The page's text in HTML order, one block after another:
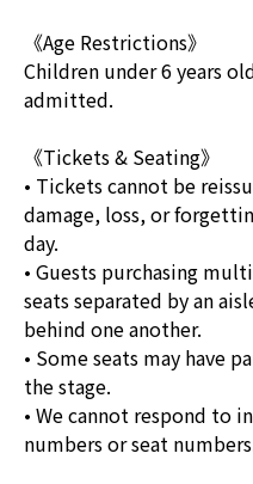
《Age Restrictions》
Children under 6 years
admitted.
《Tickets & Seating》
• Tickets cannot be
damage, loss, or
day.
• Guests purchasing
seats separated by an
behind one another.
• Some seats may have
the stage.
• We cannot respond to
numbers or seat